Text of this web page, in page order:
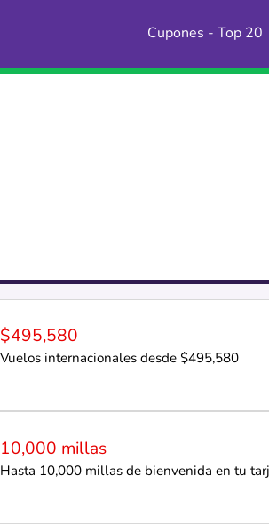
Cupones - Top 20
$495,580
Vuelos internacionales desde $495,580
10,000 millas
Hasta 10,000 millas de bienvenida en tu